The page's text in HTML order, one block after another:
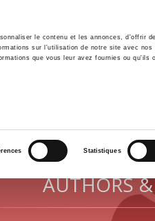
le contenu et les annonces, d'offrir
sur l'utilisation de notre site avec
que vous leur avez fournies ou
Statistiques
Environment
AUTHORS